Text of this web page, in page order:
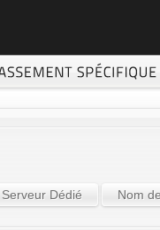
Serveur Dédié Nom